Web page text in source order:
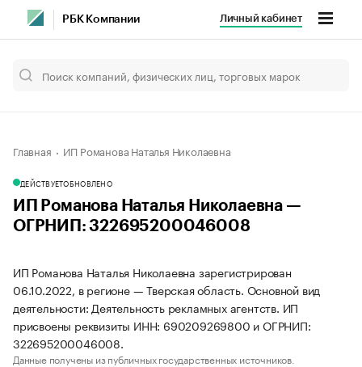
РБК Компании Личный кабинет
Главная ИП Романова Наталья Николаевна
ДЕЙСТВУЕТОБНОВЛЕНО
ИП Романова Наталья Николаевна —
ОГРНИП: 322695200046008
ИП Романова Наталья Николаевна зарегистрирован
06.10.2022, в регионе — Тверская область. Основной вид
деятельности: Деятельность рекламных агентств. ИП
присвоены реквизиты ИНН: 690209269800 и ОГРНИП:
322695200046008.
Данные получены из публичных государственных источников.